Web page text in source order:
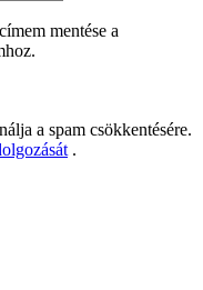
mentése a
a spam csökkentésére.
.